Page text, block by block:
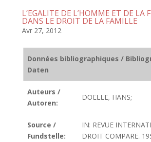
L’EGALITE DE L’HOMME ET DE LA
DANS LE DROIT DE LA FAMILLE
Avr 27, 2012
Données bibliographiques /
Daten
Auteurs /
Autoren:
DOELLE, HANS;
Source /
Fundstelle:
IN: REVUE
DROIT COMPARE.